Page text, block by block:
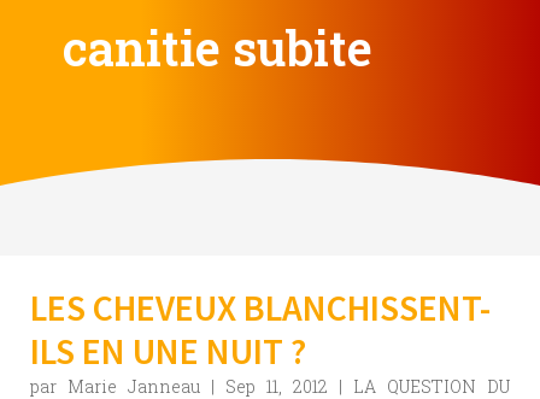
canitie subite
LES CHEVEUX BLANCHISSENT-
ILS EN UNE NUIT ?
par Marie Janneau | Sep 11, 2012 | LA QUESTION DU